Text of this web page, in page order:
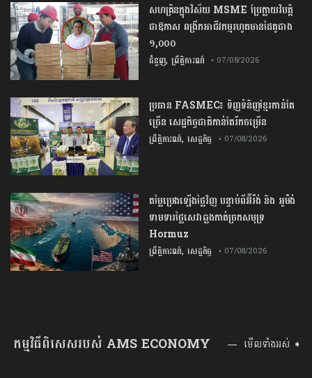
សហគ្រិនក្នុងវិស័យ MSME ប្រែក្លាយវិបត្តិ
ជាឱកាស ពង្រីកអាជីវកម្មរហូតមានដៃគូជាង
១,០០០
ជំនួញ,ព្រឹត្តិការណ៍ • 07/08/2026
ប្រធាន​​ ​FASMEC​៖​ ​ទិញ​ទំនិញ​ខ្មែរ​កាន់តែ​
ច្រើន​ ​សេដ្ឋកិច្ច​ជាតិ​កាន់តែ​រីកចម្រើន​
ព្រឹត្តិការណ៍, សេដ្ឋកិច្ច • 07/08/2026
តម្លៃប្រេងឡើងថ្លៃវិញ បន្ទាប់ពីអ៊ីរ៉ង់ និង អូម៉ង់
ទាមទារថ្លៃសេវាឆ្លងកាត់ច្រកសមុទ្រ
Hormuz
ព្រឹត្តិការណ៍, សេដ្ឋកិច្ច • 07/08/2026
កម្មវិធីពិសេសរបស់ AMS ECONOMY មើលទាំងអស់ ➧